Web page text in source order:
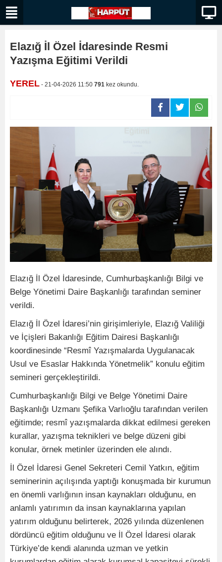
Elazığ İl Özel İdaresinde Resmi
Yazışma Eğitimi Verildi
YEREL - 21-04-2026 11:50 791 kez okundu.
Elazığ İl Özel İdaresinde, Cumhurbaşkanlığı Bilgi ve
Belge Yönetimi Daire Başkanlığı tarafından seminer
verildi.
Elazığ İl Özel İdaresi’nin girişimleriyle, Elazığ Valiliği
ve İçişleri Bakanlığı Eğitim Dairesi Başkanlığı
koordinesinde “Resmî Yazışmalarda Uygulanacak
Usul ve Esaslar Hakkında Yönetmelik” konulu eğitim
semineri gerçekleştirildi.
Cumhurbaşkanlığı Bilgi ve Belge Yönetimi Daire
Başkanlığı Uzmanı Şefika Varlıoğlu tarafından verilen
eğitimde; resmî yazışmalarda dikkat edilmesi gereken
kurallar, yazışma teknikleri ve belge düzeni gibi
konular, örnek metinler üzerinden ele alındı.
İl Özel İdaresi Genel Sekreteri Cemil Yatkın, eğitim
seminerinin açılışında yaptığı konuşmada bir kurumun
en önemli varlığının insan kaynakları olduğunu, en
anlamlı yatırımın da insan kaynaklarına yapılan
yatırım olduğunu belirterek, 2026 yılında düzenlenen
dördüncü eğitim olduğunu ve İl Özel İdaresi olarak
Türkiye’de kendi alanında uzman ve yetkin